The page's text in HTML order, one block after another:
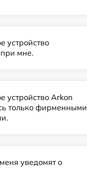
устройство
мне.
устройство Arkon
только фирменными
уведомят о